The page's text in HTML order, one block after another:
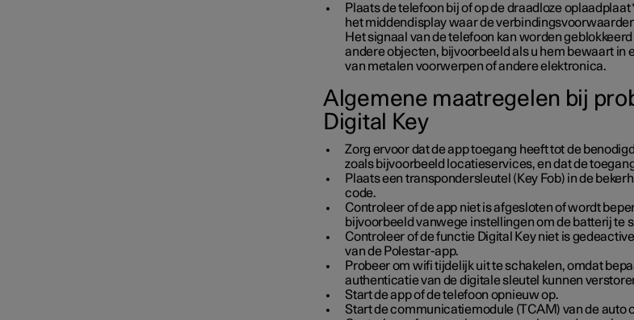
Plaats de telefoon bij of op de draadloze oplaadplaat
het middendisplay waar de
Het signaal van de telefoon kan worden
andere objecten, bijvoorbeeld als u hem bewaart in
van metalen voorwerpen of andere elektronica.
Algemene maatregelen bij
Digital Key
Zorg ervoor dat de app toegang heeft tot de
zoals bijvoorbeeld locatieservices, en dat de
Plaats een transpondersleutel (Key Fob) in de
code.
Controleer of de app niet is afgesloten of wordt
bijvoorbeeld vanwege instellingen om de batterij te
Controleer of de functie Digital Key niet is
van de Polestar-app.
Probeer om wifi tijdelijk uit te schakelen, omdat
authenticatie van de digitale sleutel kunnen
Start de app of de telefoon opnieuw op.
Start de communicatiemodule (TCAM) van de auto